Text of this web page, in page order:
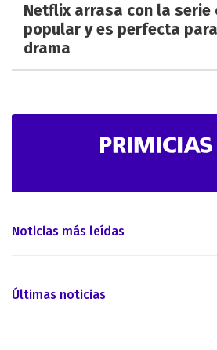
Netflix arrasa con la serie
popular y es perfecta
drama
Noticias más leídas
Últimas noticias